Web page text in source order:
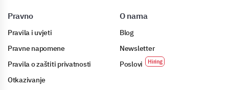
Pravno
Pravila i uvjeti
Pravne napomene
Pravila o zaštiti privatnosti
Otkazivanje
O nama
Blog
Newsletter
Poslovi